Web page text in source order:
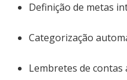
Definição de metas
Categorização
Lembretes de contas